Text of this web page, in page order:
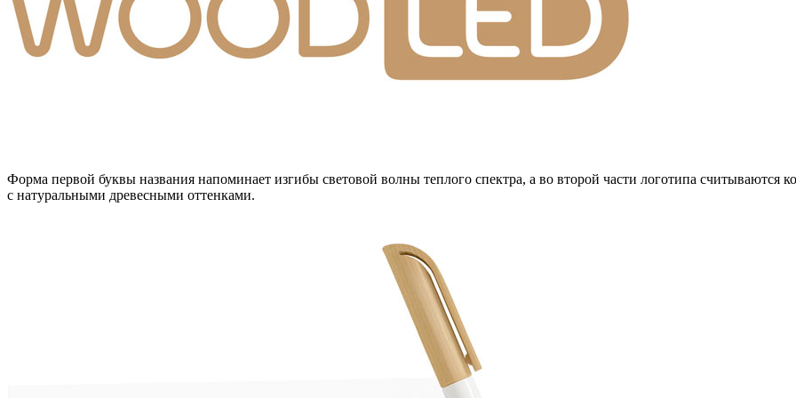
Форма первой буквы названия напоминает изгибы световой волны теплого спектра, а во второй части логотипа считываются
с натуральными древесными оттенками.